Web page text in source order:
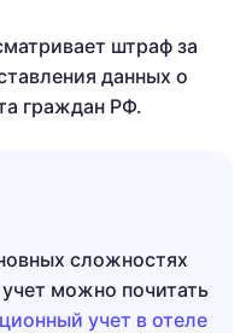
штраф за
данных о
граждан РФ.
сложностях
можно почитать
учет в отеле